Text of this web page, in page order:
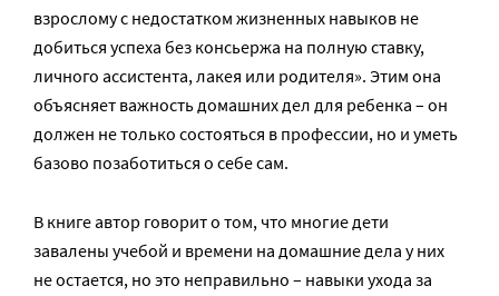
взрослому с недостатком жизненных навыков не
добиться успеха без консьержа на полную ставку,
личного ассистента, лакея или родителя». Этим она
объясняет важность домашних дел для ребенка – он
должен не только состояться в профессии, но и уметь
базово позаботиться о себе сам.
В книге автор говорит о том, что многие дети
завалены учебой и времени на домашние дела у них
не остается, но это неправильно – навыки ухода за